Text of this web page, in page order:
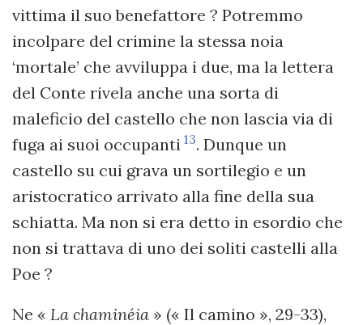
vittima il suo benefattore ? Potremmo
incolpare del crimine la stessa noia
‘mortale’ che avviluppa i due, ma la lettera
del Conte rivela anche una sorta di
maleficio del castello che non lascia via di
fuga ai suoi occupanti 13. Dunque un
castello su cui grava un sortilegio e un
aristocratico arrivato alla fine della sua
schiatta. Ma non si era detto in esordio che
non si trattava di uno dei soliti castelli alla
Poe ?
Ne « La chaminéia » (« Il camino », 29-33),